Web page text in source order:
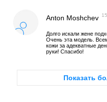
Anton Moshchev
Долго искали жене
Очень эта модель.
кожи за адекватные
руки! Спасибо!
Показать